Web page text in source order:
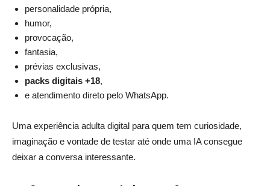
personalidade própria,
humor,
provocação,
fantasia,
prévias exclusivas,
packs digitais +18,
e atendimento direto pelo WhatsApp.
Uma experiência adulta digital para quem tem curiosidade,
imaginação e vontade de testar até onde uma IA consegue
deixar a conversa interessante.